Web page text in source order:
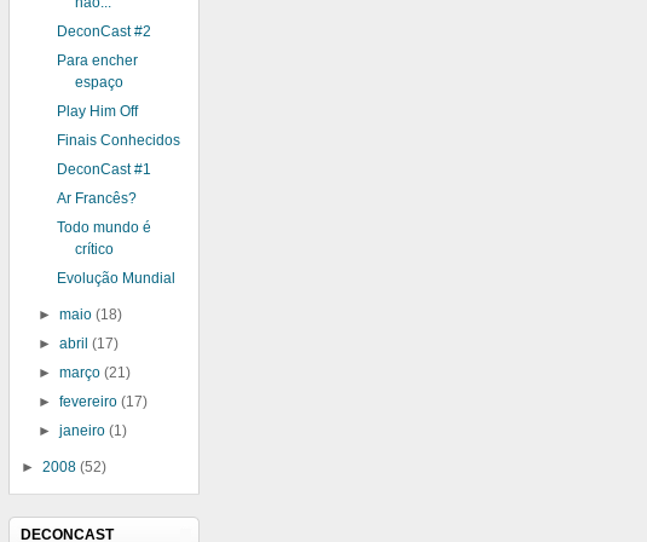
DeconCast #2
Para encher
espaço
Play Him Off
Finais Conhecidos
DeconCast #1
Ar Francês?
Todo mundo é
crítico
Evolução Mundial
►maio(18)
►abril(17)
►março(21)
►fevereiro(17)
►janeiro(1)
► 2008 (52)
DECONCAST